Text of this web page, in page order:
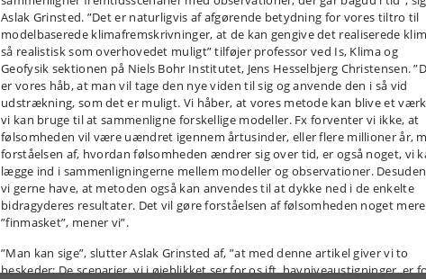
Aslak Grinsted. ”Det er naturligvis af afgørende betydning for vores tiltro til
modelbaserede klimafremskrivninger, at de kan gengive det realiserede
så realistisk som overhovedet muligt” tilføjer professor ved Is, Klima og
Geofysik sektionen på Niels Bohr Institutet, Jens Hesselbjerg Christensen.
er vores håb, at man vil tage den nye viden til sig og anvende den i så vid
udstrækning, som det er muligt. Vi håber, at vores metode kan blive et
vi kan bruge til at sammenligne forskellige modeller. Fx forventer vi ikke, at
følsomheden vil være uændret igennem årtusinder, eller flere millioner år,
forståelsen af, hvordan følsomheden ændrer sig over tid, er også noget, vi
lægge ind i sammenligningerne mellem modeller og observationer.
vi gerne have, at metoden også kan anvendes til at dykke ned i de enkelte
bidragyderes resultater. Det vil gøre forståelsen af følsomheden noget mere
”finmasket”, mener vi”.
”Man kan sige”, slutter Aslak Grinsted af, ”at med denne artikel giver vi to
beskeder: De scenarier, vi i øjeblikket ser for os ift. havniveaustigninger, er